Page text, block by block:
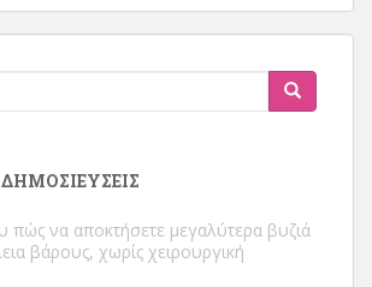
πώς να αποκτήσετε μεγαλύτερα βυζιά
βάρους, χωρίς χειρουργική